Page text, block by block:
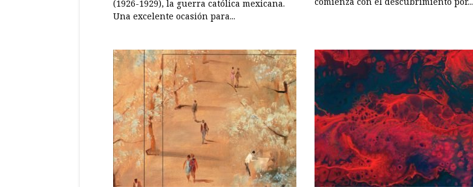
(1926-1929), la guerra católica mexicana.
Una excelente ocasión para...